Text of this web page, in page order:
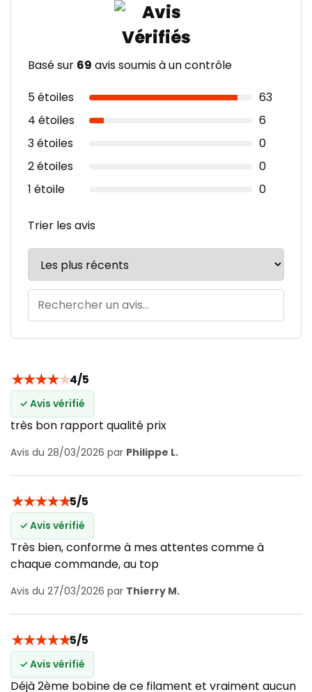
Basé sur 69 avis soumis à un contrôle
5 étoiles
63
4 étoiles
6
3 étoiles
0
2 étoiles
0
1 étoile
0
Trier les avis
★★★★★4/5
✓ Avis vérifié
très bon rapport qualité prix
Avis du 28/03/2026 par Philippe L.
★★★★★5/5
✓ Avis vérifié
Très bien, conforme à mes attentes comme à
chaque commande, au top
Avis du 27/03/2026 par Thierry M.
★★★★★5/5
✓ Avis vérifié
Déjà 2ème bobine de ce filament et vraiment aucun